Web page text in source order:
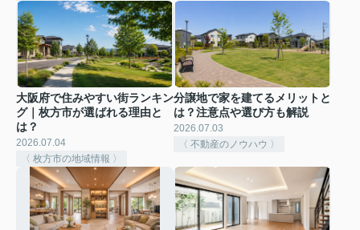
大阪府で住みやすい街ランキン
グ｜枚方市が選ばれる理由と
は？
2026.07.04
〈 枚方市の地域情報 〉
分譲地で家を建てるメリットと
は？注意点や選び方も解説
2026.07.03
〈 不動産のノウハウ 〉